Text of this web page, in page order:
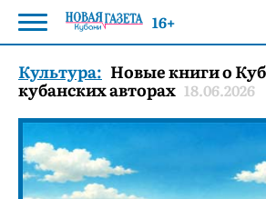
Культура: Новые книги о
кубанских авторах 18.06.2026
16+